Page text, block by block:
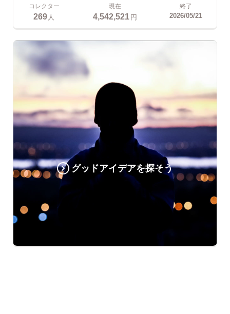
コレクター
269 人
現在
4,542,521円
終了
2026/05/21
グッドアイデアを探そう